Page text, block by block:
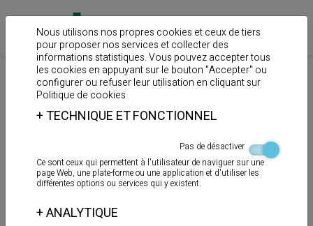
> Produits > Mastics >
Mastics et silicones pour hautes
températures
S - 50
Nous utilisons nos propres cookies et ceux de tiers
pour proposer nos services et collecter des
informations statistiques. Vous pouvez accepter tous
les cookies en appuyant sur le bouton "Accepter" ou
configurer ou refuser leur utilisation en cliquant sur
Politique de cookies
+TECHNIQUE ET FONCTIONNEL
Pas de désactiver
Ce sont ceux qui permettent à l'utilisateur de naviguer sur une
page Web, une plate-forme ou une application et d'utiliser les
différentes options ou services qui y existent.
+ANALYTIQUE